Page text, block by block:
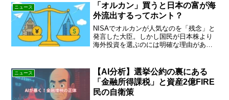
ニュース
「オルカン」買うと日本の富が海
外流出するってホント？
NISAでオルカンが人気なのを「残念」と
発言した大臣。しかし国民が日本株より
海外投資を選ぶのには明確な理由があ
ニュース
【AI分析】選挙公約の裏にある
「金融所得課税」と資産2億FIRE
民の自衛策